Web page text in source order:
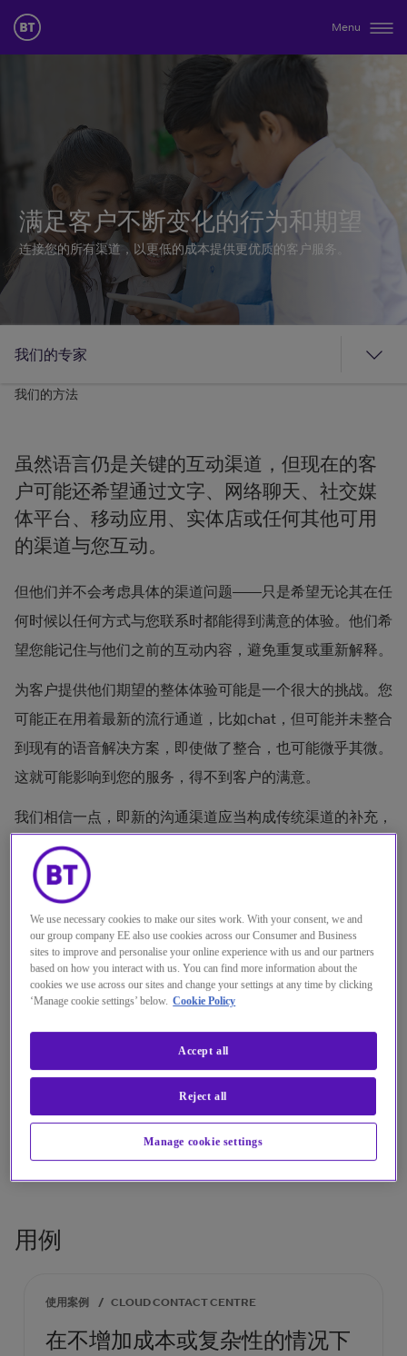
Menu
满足客户不断变化的行为和期望
连接您的所有渠道，以更低的成本提供更优质的客户服务。
我们的专家
我们的方法
虽然语言仍是关键的互动渠道，但现在的客
户可能还希望通过文字、网络聊天、社交媒
体平台、移动应用、实体店或任何其他可用
的渠道与您互动。
但他们并不会考虑具体的渠道问题——只是希望无论其在任
何时候以任何方式与您联系时都能得到满意的体验。他们希
望您能记住与他们之前的互动内容，避免重复或重新解释。
为客户提供他们期望的整体体验可能是一个很大的挑战。您
可能正在用着最新的流行通道，比如chat，但可能并未整合
到现有的语音解决方案，即使做了整合，也可能微乎其微。
这就可能影响到您的服务，得不到客户的满意。
我们相信一点，即新的沟通渠道应当构成传统渠道的补充，
而非舍此即彼的关系。我们致力于确保您的代理人员可以通
过您的所有沟通渠道轻松的为您的客户提供优质的服务，同
时帮助您管理成本。
如何交付更好的客户体验？
下载电子指南
Transform your customer experience eGuide
用例
使用案例 / CLOUD CONTACT CENTRE
在不增加成本或复杂性的情况下
We use necessary cookies to make our sites work. With your consent, we and
our group company EE also use cookies across our Consumer and Business
sites to improve and personalise your online experience with us and our partners
based on how you interact with us. You can find more information about the
cookies we use across our sites and change your settings at any time by clicking
‘Manage cookie settings’ below. Cookie Policy
Manage cookie settings
Reject all
Accept all